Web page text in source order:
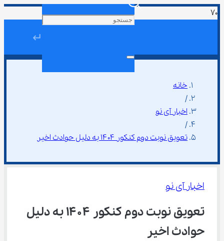
↵
خانه
/
اخبار آی نو
/
تعویق نوبت دوم کنکور ۱۴۰۴ به دلیل حوادث اخیر
اخبار آی نو
تعویق نوبت دوم کنکور ۱۴۰۴ به دلیل
حوادث اخیر